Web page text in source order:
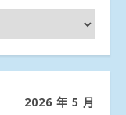
2026 年 5 月